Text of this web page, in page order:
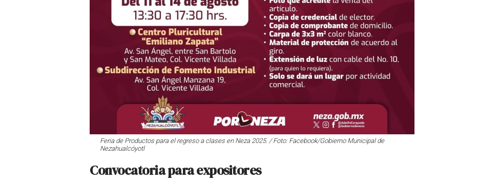
Feria de Productos para el regreso a clases en Neza 2025. / Foto: Facebook/Gobierno Municipal de
Nezahualcóyotl
Convocatoria para expositores